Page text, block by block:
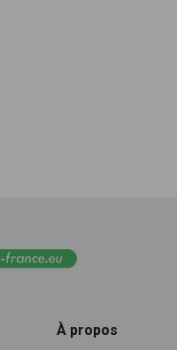
À propos